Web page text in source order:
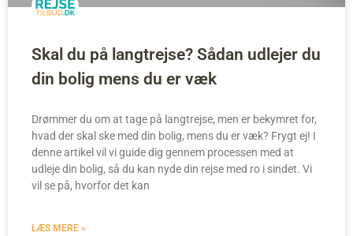
Skal du på langtrejse? Sådan udlejer du
din bolig mens du er væk
Drømmer du om at tage på langtrejse, men er bekymret for,
hvad der skal ske med din bolig, mens du er væk? Frygt ej! I
denne artikel vil vi guide dig gennem processen med at
udleje din bolig, så du kan nyde din rejse med ro i sindet. Vi
vil se på, hvorfor det kan
LÆS MERE »